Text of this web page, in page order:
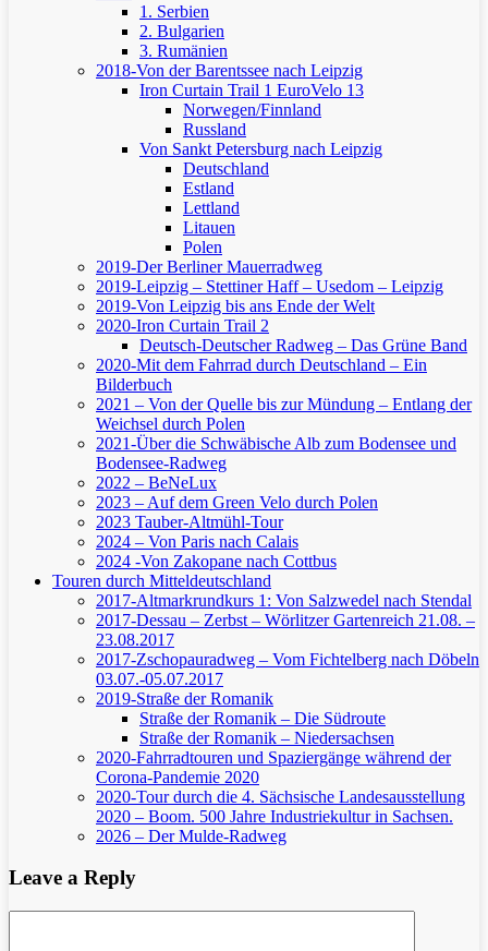
1. Serbien
2. Bulgarien
3. Rumänien
2018-Von der Barentssee nach Leipzig
Iron Curtain Trail 1 EuroVelo 13
Norwegen/Finnland
Russland
Von Sankt Petersburg nach Leipzig
Deutschland
Estland
Lettland
Litauen
Polen
2019-Der Berliner Mauerradweg
2019-Leipzig – Stettiner Haff – Usedom – Leipzig
2019-Von Leipzig bis ans Ende der Welt
2020-Iron Curtain Trail 2
Deutsch-Deutscher Radweg – Das Grüne Band
2020-Mit dem Fahrrad durch Deutschland – Ein
Bilderbuch
2021 – Von der Quelle bis zur Mündung – Entlang der
Weichsel durch Polen
2021-Über die Schwäbische Alb zum Bodensee und
Bodensee-Radweg
2022 – BeNeLux
2023 – Auf dem Green Velo durch Polen
2023 Tauber-Altmühl-Tour
2024 – Von Paris nach Calais
2024 -Von Zakopane nach Cottbus
Touren durch Mitteldeutschland
2017-Altmarkrundkurs 1: Von Salzwedel nach Stendal
2017-Dessau – Zerbst – Wörlitzer Gartenreich 21.08. –
23.08.2017
2017-Zschopauradweg – Vom Fichtelberg nach Döbeln
03.07.-05.07.2017
2019-Straße der Romanik
Straße der Romanik – Die Südroute
Straße der Romanik – Niedersachsen
2020-Fahrradtouren und Spaziergänge während der
Corona-Pandemie 2020
2020-Tour durch die 4. Sächsische Landesausstellung
2020 – Boom. 500 Jahre Industriekultur in Sachsen.
2026 – Der Mulde-Radweg
Leave a Reply